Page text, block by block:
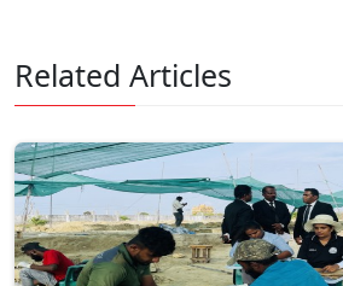
Related Articles